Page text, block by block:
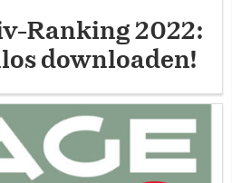
Ranking 2022:
downloaden!